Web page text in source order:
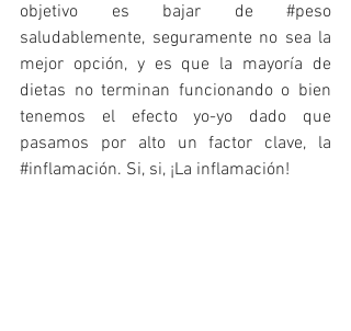
objetivo es bajar de #peso
saludablemente, seguramente no sea la
mejor opción, y es que la mayoría de
dietas no terminan funcionando o bien
tenemos el efecto yo-yo dado que
#inflamación. Si, si, ¡La inflamación!